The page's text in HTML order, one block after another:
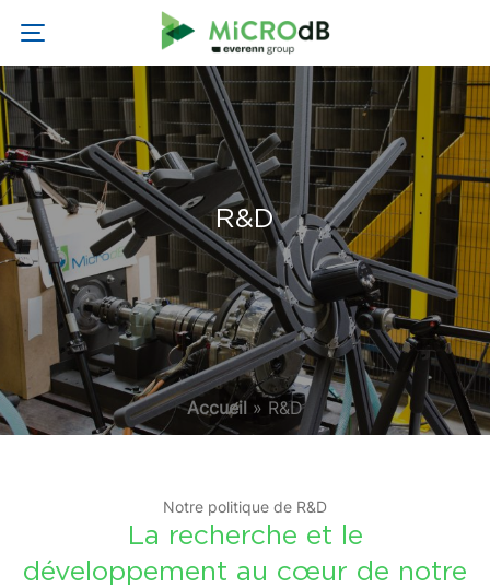
R&D
Accueil » R&D
Notre politique de R&D
La recherche et le
développement au cœur de notre